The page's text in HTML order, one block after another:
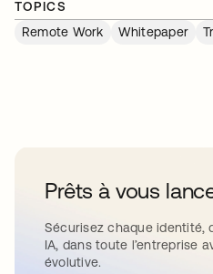
TOPICS
Remote Work
Whitepaper
Prêts à vous
Sécurisez chaque identité,
IA, dans toute l’entreprise
évolutive.